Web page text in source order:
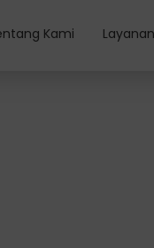
Kami